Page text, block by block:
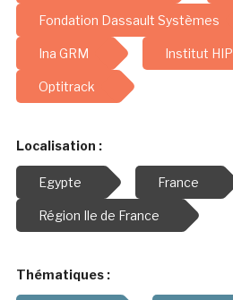
Fondation Dassault Systèmes
Ina GRM Institut HIP
Optitrack
Localisation :
Egypte France
Région Ile de France
Thématiques :